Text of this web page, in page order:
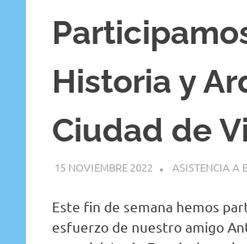
Historia y
Ciudad de
15 NOVIEMBRE 2022 GEMOSCLERA
ASISTENCIA A
Este fin de semana hemos
esfuerzo de nuestro amigo